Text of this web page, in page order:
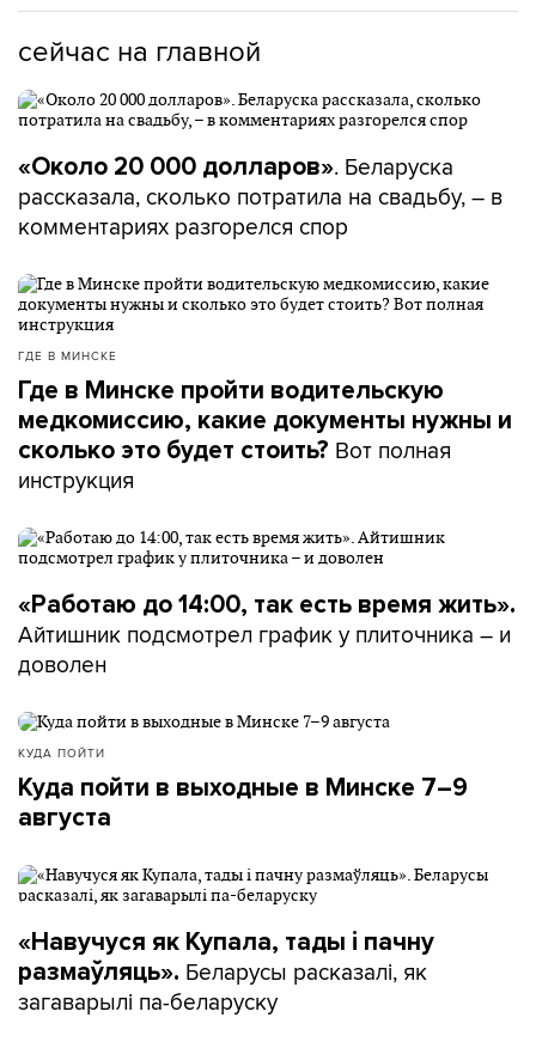
сейчас на главной
«Около 20 000 долларов». Беларуска
рассказала, сколько потратила на свадьбу, – в
комментариях разгорелся спор
ГДЕ В МИНСКЕ
Где в Минске пройти водительскую
медкомиссию, какие документы нужны и
сколько это будет стоить? Вот полная
инструкция
«Работаю до 14:00, так есть время жить».
Айтишник подсмотрел график у плиточника – и
доволен
КУДА ПОЙТИ
Куда пойти в выходные в Минске 7–9
августа
«Навучуся як Купала, тады і пачну
размаўляць». Беларусы расказалі, як
загаварылі па-беларуску